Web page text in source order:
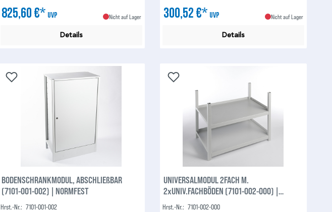
825,60 €* UVP Nicht auf Lager
Details
300,52 €* UVP Nicht auf Lager
Details
BODENSCHRANKMODUL, ABSCHLIEßBAR
(7101-001-002) | NORMFEST
Hrst.-Nr.: 7101-001-002
UNIVERSALMODUL 2FACH M.
2xUNIV.FACHBÖDEN (7101-002-000) |
NORMFEST
Hrst.-Nr.: 7101-002-000